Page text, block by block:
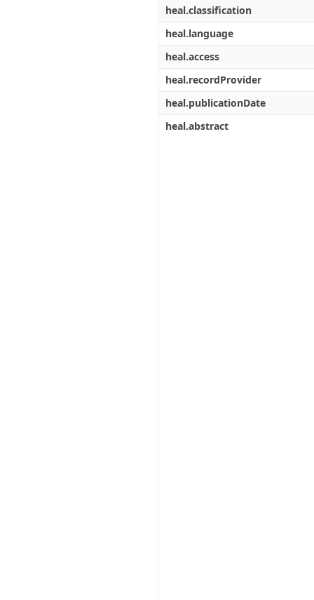
heal.classification
heal.language
heal.access
heal.recordProvider
heal.publicationDate
heal.abstract